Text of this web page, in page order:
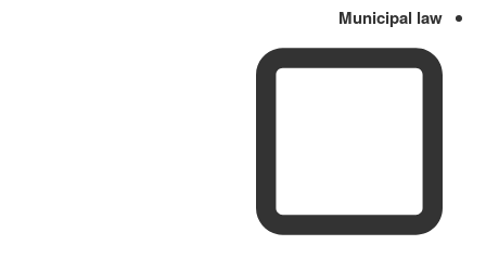
Municipal law